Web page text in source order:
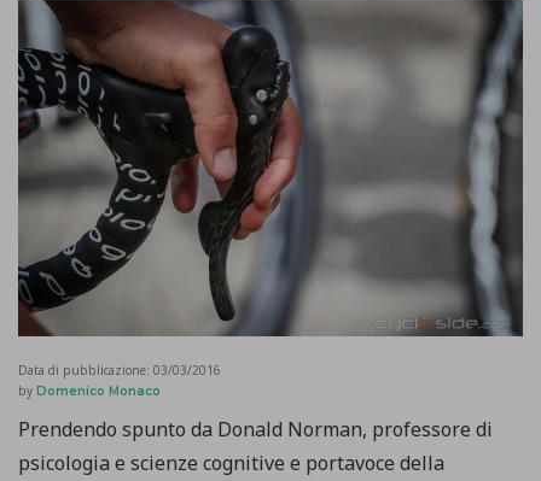
Data di pubblicazione: 03/03/2016
by Domenico Monaco
Prendendo spunto da Donald Norman, professore di
psicologia e scienze cognitive e portavoce della